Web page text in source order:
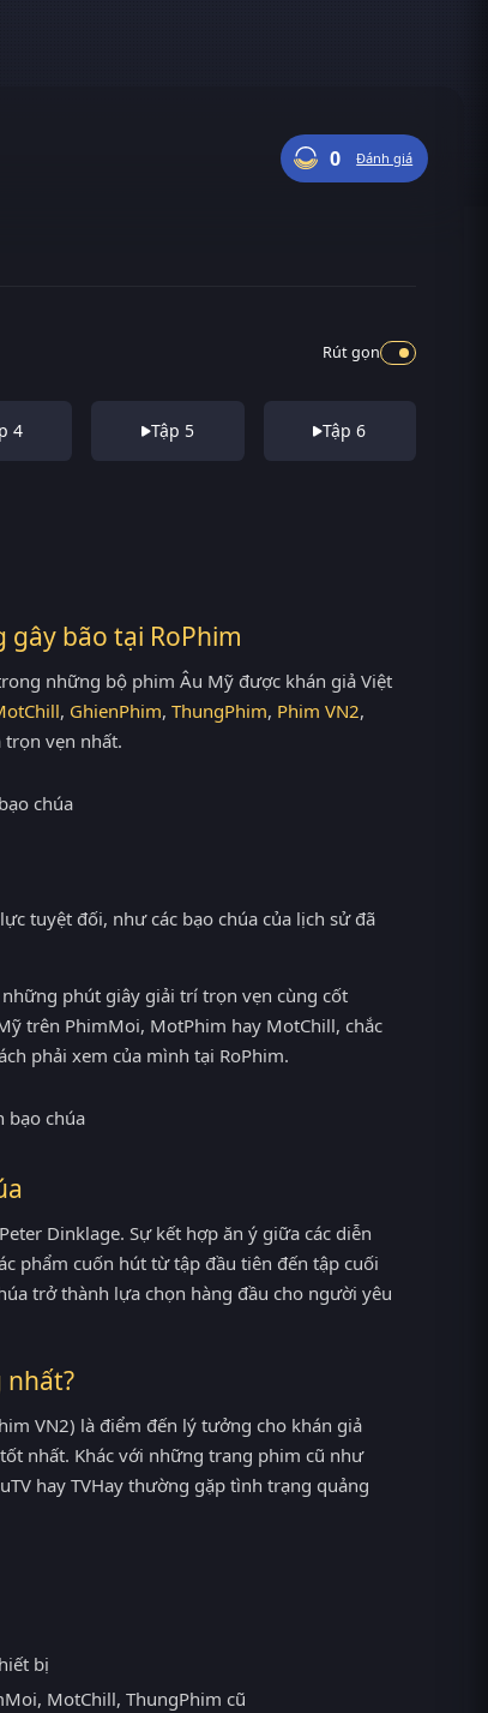
0 Đánh giá
Rút gọn
4 Tập 5 Tập 6
gây bão tại RoPhim
những bộ phim Âu Mỹ được khán giả Việt
, GhienPhim, ThungPhim, Phim VN2,
trọn vẹn nhất.
tuyệt đối, như các bạo chúa của lịch sử đã
phút giây giải trí trọn vẹn cùng cốt
trên PhimMoi, MotPhim hay MotChill, chắc
phải xem của mình tại RoPhim.
Dinklage. Sự kết hợp ăn ý giữa các diễn
phẩm cuốn hút từ tập đầu tiên đến tập cuối
trở thành lựa chọn hàng đầu cho người yêu
nhất?
VN2) là điểm đến lý tưởng cho khán giả
nhất. Khác với những trang phim cũ như
hay TVHay thường gặp tình trạng quảng
bị
MotChill, ThungPhim cũ